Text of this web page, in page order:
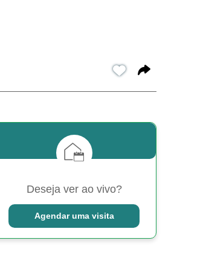
Deseja ver ao vivo?
Agendar uma visita